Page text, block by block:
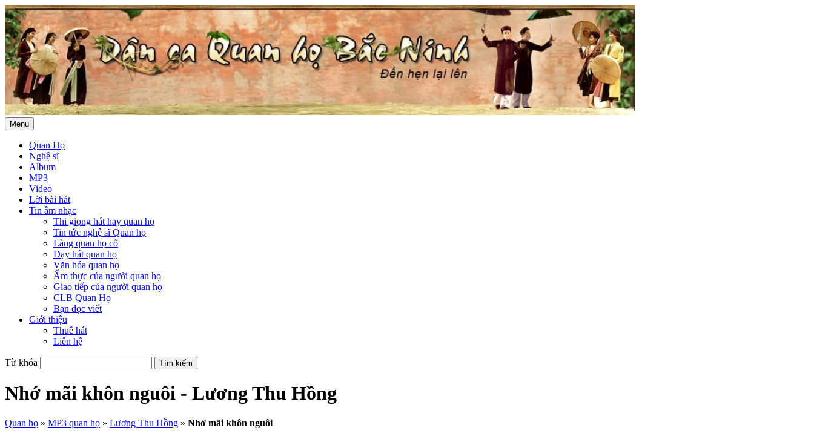
Menu
Quan Họ
Nghệ sĩ
Album
MP3
Video
Lời bài hát
Tin âm nhạc
Thi giọng hát hay quan họ
Tin tức nghệ sĩ Quan họ
Làng quan họ cổ
Dạy hát quan họ
Văn hóa quan họ
Ẩm thực của người quan họ
Giao tiếp của người quan họ
CLB Quan Họ
Bạn đọc viết
Giới thiệu
Thuê hát
Liên hệ
Từ khóa
Nhớ mãi khôn nguôi - Lương Thu Hồng
Quan họ » MP3 quan họ » Lương Thu Hồng » Nhớ mãi khôn nguôi